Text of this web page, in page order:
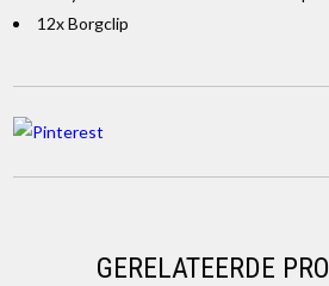
12x Borgclip
GERELATEERDE